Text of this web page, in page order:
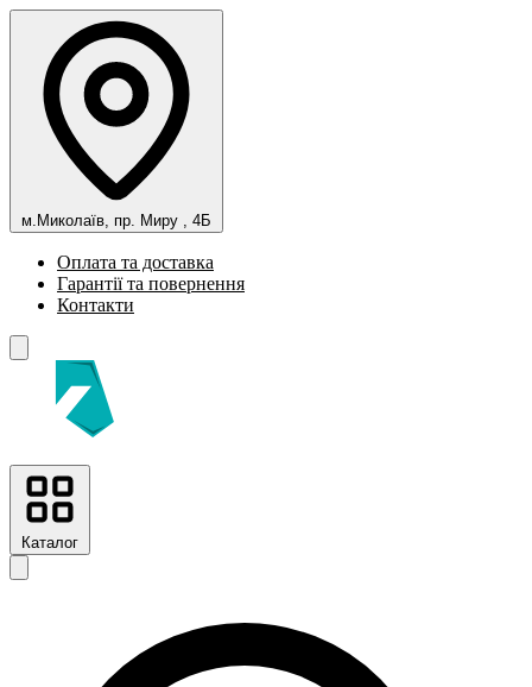
м.Миколаїв, пр. Миру , 4Б
Оплата та доставка
Гарантії та повернення
Контакти
Каталог